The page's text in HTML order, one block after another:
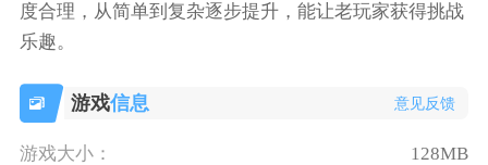
度合理，从简单到复杂逐步提升，能让老玩家获得挑战
乐趣。
游戏信息 意见反馈
游戏大小： 128MB